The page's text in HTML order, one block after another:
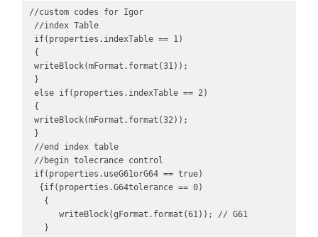
//custom codes for Igor